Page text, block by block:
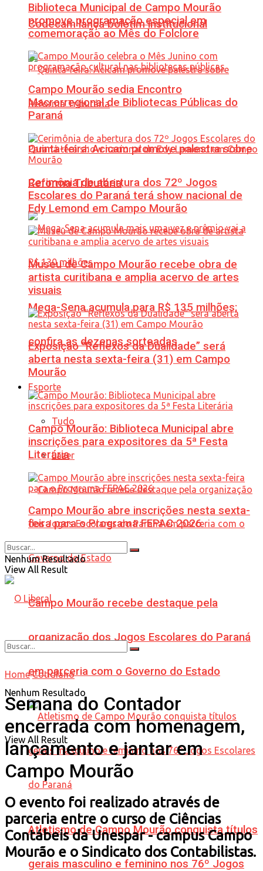
Codecam lança boletim institucional
Quinta-feira: Acicam promove palestra sobre
Reforma Tributária
Mega-Sena acumula para R$ 135 milhões;
confira as dezenas sorteadas
Esporte
Tudo
Lazer
Campo Mourão recebe destaque pela
organização dos Jogos Escolares do Paraná
em parceria com o Governo do Estado
Atletismo de Campo Mourão conquista títulos
gerais masculino e feminino nos 76º Jogos
Biblioteca Municipal de Campo Mourão
promove programação especial em
comemoração ao Mês do Folclore
Campo Mourão sedia Encontro
Macrorregional de Bibliotecas Públicas do
Paraná
Cerimônia de abertura dos 72º Jogos
Escolares do Paraná terá show nacional de
Edy Lemond em Campo Mourão
Museu de Campo Mourão recebe obra de
artista curitibana e amplia acervo de artes
visuais
Exposição “Reflexos da Dualidade” será
aberta nesta sexta-feira (31) em Campo
Mourão
Campo Mourão: Biblioteca Municipal abre
inscrições para expositores da 5ª Festa
Literária
Campo Mourão abre inscrições nesta sexta-
feira para o Programa FEPAC 2026
Nenhum Resultado
View All Result
Nenhum Resultado
View All Result
Home Cotidiano
Semana do Contador
encerrada com homenagem,
lançamento e jantar em
Campo Mourão
O evento foi realizado através de
parceria entre o curso de Ciências
Contábeis da Unespar - campus Campo
Mourão e o Sindicato dos Contabilistas.